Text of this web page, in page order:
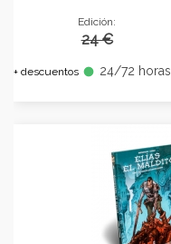
Edición:
24 €
+ descuentos fiber_manual_record 24/72 horas